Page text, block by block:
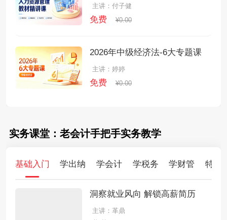
主讲：付子健
免费 ¥0.00
2026年中级经济法-6大专题课
主讲：婷婷
免费 ¥0.00
实务课堂：老会计手把手实务教学
基础入门 学出纳 学会计 学税务 学财管 特训
洞察就业风向 解锁高薪简历
主讲：革鼎